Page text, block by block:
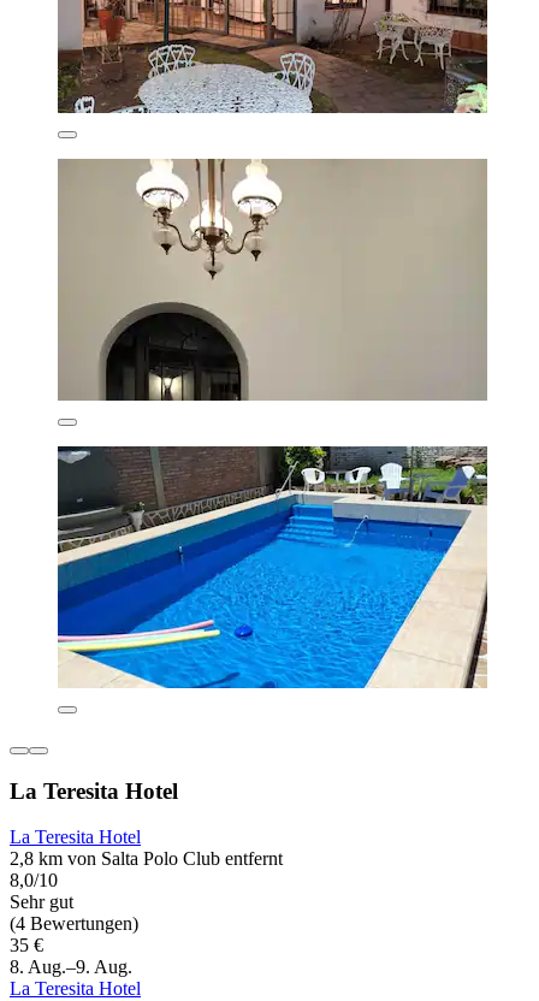
La Teresita Hotel
La Teresita Hotel
2,8 km von Salta Polo Club entfernt
8,0/10
Sehr gut
(4 Bewertungen)
35 €
8. Aug.–9. Aug.
La Teresita Hotel